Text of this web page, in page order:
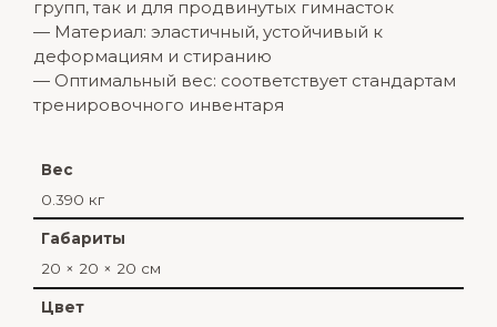
групп, так и для продвинутых гимнасток
— Материал: эластичный, устойчивый к
деформациям и стиранию
— Оптимальный вес: соответствует стандартам
тренировочного инвентаря
Вес
0.390 кг
Габариты
20 × 20 × 20 см
Цвет